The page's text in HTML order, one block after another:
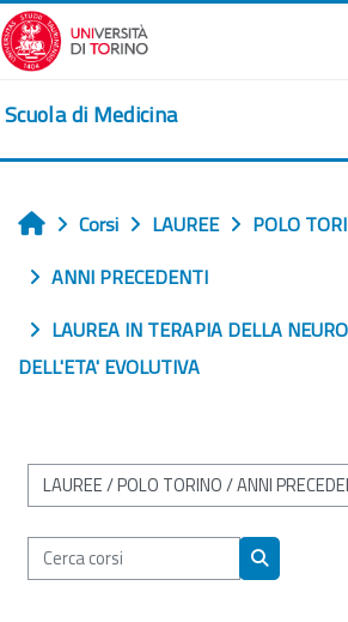
Vai al contenuto principale
Scuola di Medicina
Home
Corsi LAUREE
POLO
ANNI PRECEDENTI
LAUREA IN TERAPIA DELLA
DELL'ETA' EVOLUTIVA
Categorie di corso
Cerca corsi
Cerca corsi